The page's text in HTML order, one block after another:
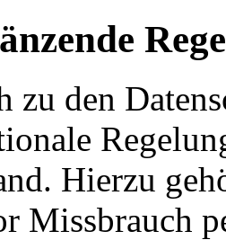
zu den
Hierzu
Missbrauch